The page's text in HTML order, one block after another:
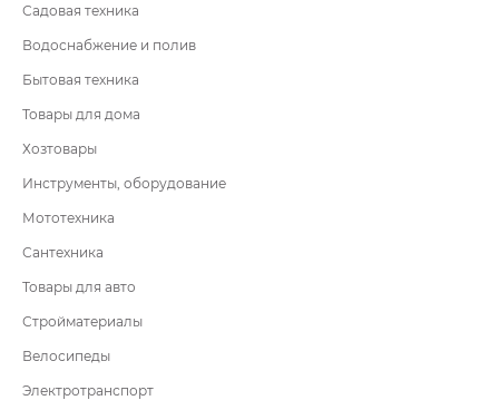
Садовая техника
Водоснабжение и полив
Бытовая техника
Товары для дома
Хозтовары
Инструменты, оборудование
Мототехника
Сантехника
Товары для авто
Стройматериалы
Велосипеды
Электротранспорт